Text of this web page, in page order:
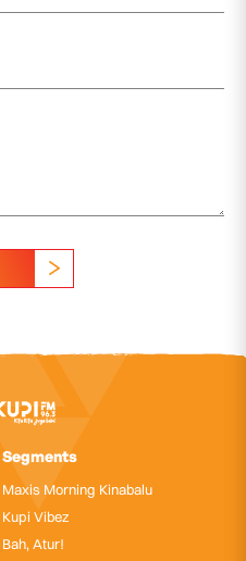
Segments
Maxis Morning Kinabalu
Kupi Vibez
Bah, Atur!